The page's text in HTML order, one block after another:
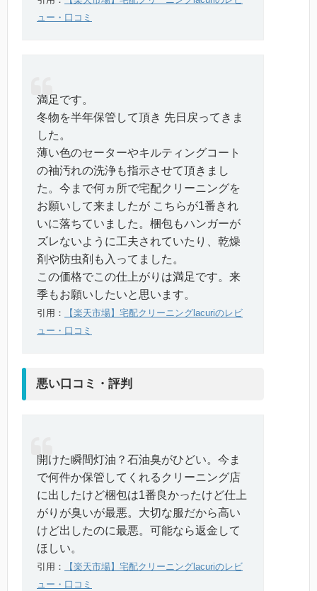
ュー・口コミ
満足です。
冬物を半年保管して頂き 先日戻ってきま
した。
薄い色のセーターやキルティングコート
の袖汚れの洗浄も指示させて頂きまし
た。今まで何ヵ所で宅配クリーニングを
お願いして来ましたが こちらが1番きれ
いに落ちていました。梱包もハンガーが
ズレないように工夫されていたり、乾燥
剤や防虫剤も入ってました。
この価格でこの仕上がりは満足です。来
季もお願いしたいと思います。
引用：
【楽天市場】宅配クリーニングlacuriのレビ
ュー・口コミ
悪い口コミ・評判
開けた瞬間灯油？石油臭がひどい。今ま
で何件か保管してくれるクリーニング店
に出したけど梱包は1番良かったけど仕上
がりが臭いが最悪。大切な服だから高い
けど出したのに最悪。可能なら返金して
ほしい。
引用：
【楽天市場】宅配クリーニングlacuriのレビ
ュー・口コミ